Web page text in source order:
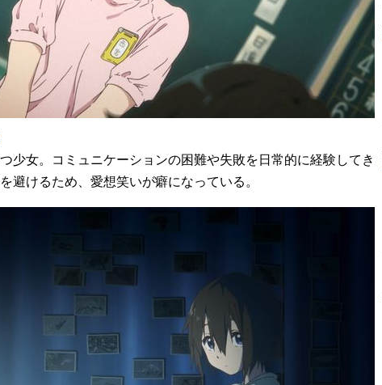
少女。コミュニケーションの困難や失敗を日常的に経験してき
避けるため、愛想笑いが癖になっている。